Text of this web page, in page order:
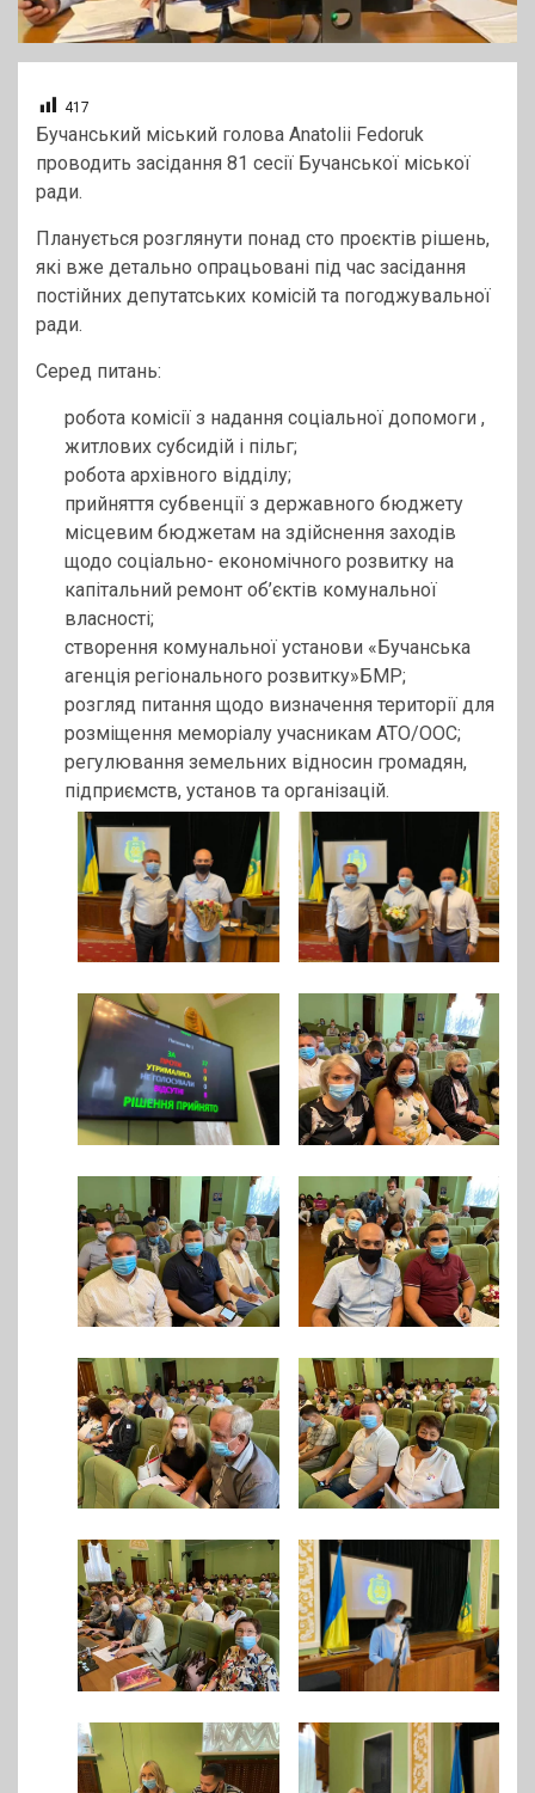
417
Бучанський міський голова Anatolii Fedoruk
проводить засідання 81 сесії Бучанської міської
ради.
Планується розглянути понад сто проєктів рішень,
які вже детально опрацьовані під час засідання
постійних депутатських комісій та погоджувальної
ради.
Серед питань:
робота комісії з надання соціальної допомоги ,
житлових субсидій і пільг;
робота архівного відділу;
прийняття субвенції з державного бюджету
місцевим бюджетам на здійснення заходів
щодо соціально- економічного розвитку на
капітальний ремонт об’єктів комунальної
власності;
створення комунальної установи «Бучанська
агенція регіонального розвитку»БМР;
розгляд питання щодо визначення території для
розміщення меморіалу учасникам АТО/ООС;
регулювання земельних відносин громадян,
підприємств, установ та організацій.